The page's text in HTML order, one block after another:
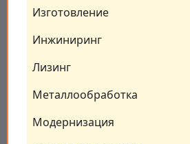
Изготовление
Инжиниринг
Лизинг
Металлообработка
Модернизация